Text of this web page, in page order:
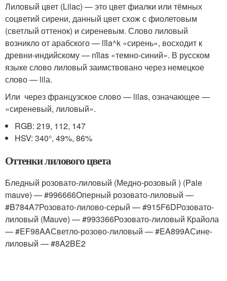
Лиловый цвет (Lilac) — это цвет фиалки или тёмных
соцветий сирени, данный цвет схож с фиолетовым
(светлый оттенок) и сиреневым. Слово лиловый
возникло от арабского — līla^k «сирень», восходит к
древни-индийскому — nī́las «темно-синий». В русском
языке слово лиловый заимствовано через немецкое
слово — lilа.
Или через французское слово — lilas, означающее —
«сиреневый, лиловый».
RGB: 219, 112, 147
HSV: 340°, 49%, 86%
Оттенки лилового цвета
Бледный розовато-лиловый (Медно-розовый ) (Pale
mauve) — #996666Оперный розовато-лиловый —
#B784A7Розовато-лилово-серый — #915F6DРозовато-
лиловый (Mauve) — #993366Розовато-лиловый Крайола
— #EF98AAСветло-розово-лиловый — #EA899AСине-
лиловый — #8A2BE2